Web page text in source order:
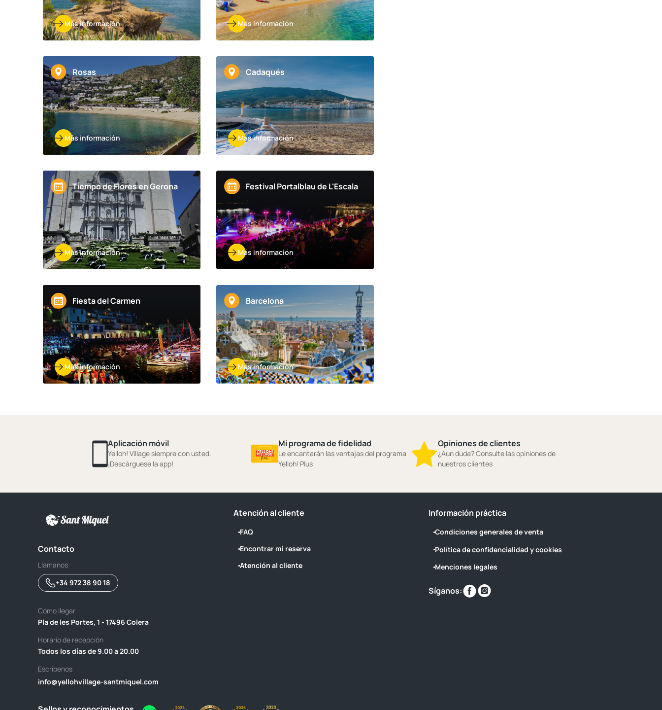
Más información Más información
Rosas
Más información
Cadaqués
Más información
Tiempo de Flores en Gerona
Más información
Festival Portalblau de L'Escala
Más información
Fiesta del Carmen
Más información
Barcelona
Más información
Aplicación móvil
Yelloh! Village siempre con usted.
¡Descárguese la app!
Mi programa de fidelidad
Le encantarán las ventajas del programa
Yelloh! Plus
Opiniones de clientes
¿Aún duda? Consulte las opiniones de
nuestros clientes
Contacto
Llámanos
+34 972 38 90 18
Cómo llegar
Pla de les Portes, 1 - 17496 Colera
Horario de recepción
Todos los días de 9.00 a 20.00
Escribenos
info@yellohvillage-santmiquel.com
Atención al cliente
FAQ
Encontrar mi reserva
Atención al cliente
Información práctica
Condiciones generales de venta
Política de confidencialidad y cookies
Menciones legales
Síganos:
Encuéntranos
en